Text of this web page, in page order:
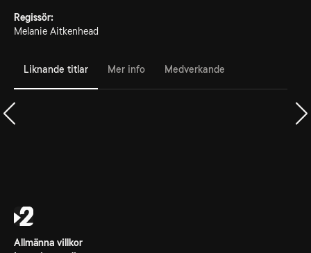
Regissör:
Melanie Aitkenhead
Liknande titlar Mer info Medverkande
Allmänna villkor